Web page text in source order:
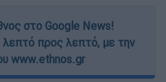
στο Google News!
λεπτό προς λεπτό, με την
www.ethnos.gr